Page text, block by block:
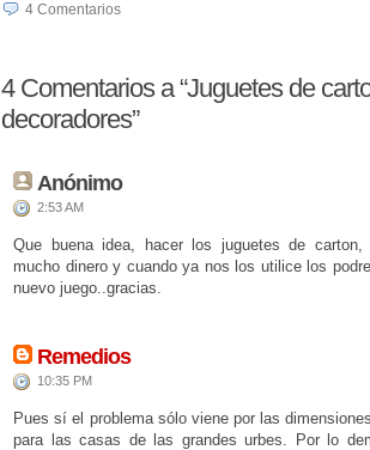
4 Comentarios
4Comentarios a “Juguetes de
decoradores”
Anónimo
2:53 AM
Que buena idea, hacer los juguetes de
mucho dinero y cuando ya nos los utilice los
nuevo juego..gracias.
Remedios
10:35 PM
Pues sí el problema sólo viene por las
para las casas de las grandes urbes. Por lo